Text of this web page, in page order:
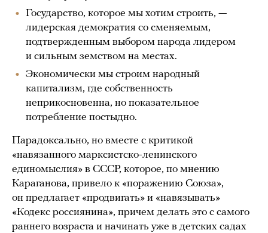
Государство, которое мы хотим строить, —
лидерская демократия со сменяемым,
подтвержденным выбором народа лидером
и сильным земством на местах.
Экономически мы строим народный
капитализм, где собственность
неприкосновенна, но показательное
потребление постыдно.
Парадоксально, но вместе с критикой
«навязанного марксистско-ленинского
единомыслия» в СССР, которое, по мнению
Караганова, привело к «поражению Союза»,
он предлагает «продвигать» и «навязывать»
«Кодекс россиянина», причем делать это с самого
раннего возраста и начинать уже в детских садах